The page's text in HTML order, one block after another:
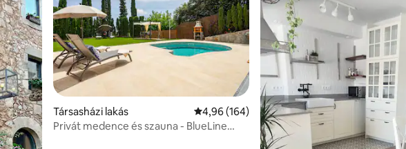
Társasházi lakás Átlagos értékelés: 5/4,96, 164 vélemény
4,96 (164)
Privát medence és szauna - BlueLine